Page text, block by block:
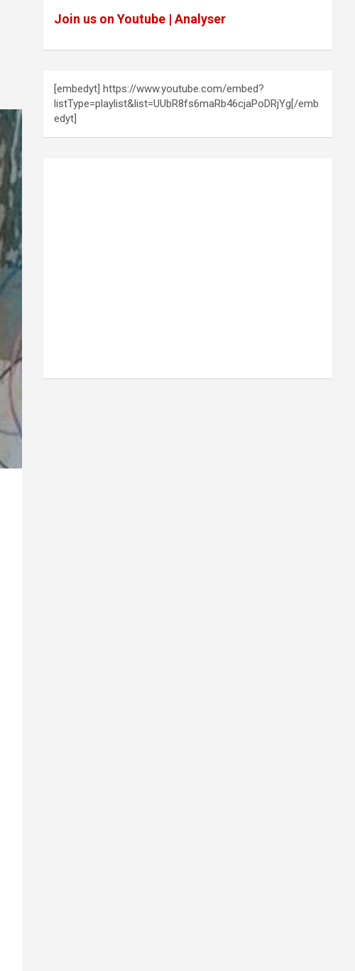
Join us on Youtube | Analyser
[embedyt] https://www.youtube.com/embed?
listType=playlist&list=UUbR8fs6maRb46cjaPoDRjYg[/emb
edyt]